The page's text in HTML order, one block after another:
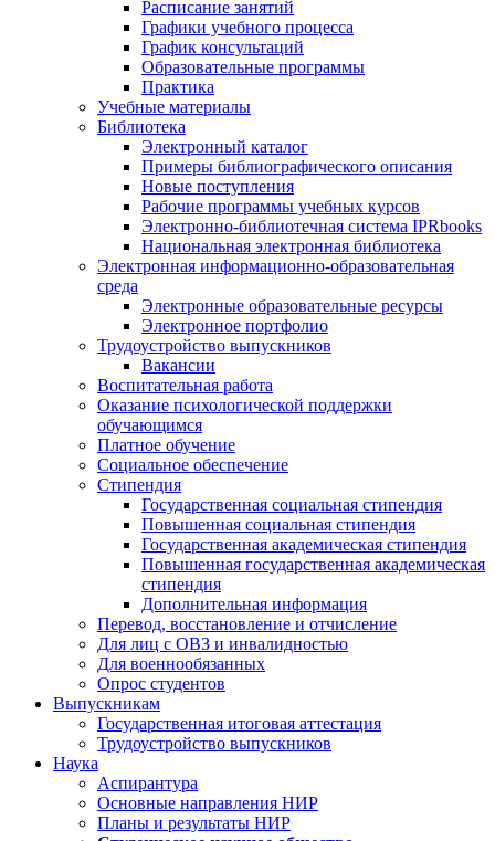
Расписание занятий
Графики учебного процесса
График консультаций
Образовательные программы
Практика
Учебные материалы
Библиотека
Электронный каталог
Примеры библиографического описания
Новые поступления
Рабочие программы учебных курсов
Электронно-библиотечная система IPRbooks
Национальная электронная библиотека
Электронная информационно-образовательная
среда
Электронные образовательные ресурсы
Электронное портфолио
Трудоустройство выпускников
Вакансии
Воспитательная работа
Оказание психологической поддержки
обучающимся
Платное обучение
Социальное обеспечение
Стипендия
Государственная социальная стипендия
Повышенная социальная стипендия
Государственная академическая стипендия
Повышенная государственная академическая
стипендия
Дополнительная информация
Перевод, восстановление и отчисление
Для лиц с ОВЗ и инвалидностью
Для военнообязанных
Опрос студентов
Выпускникам
Государственная итоговая аттестация
Трудоустройство выпускников
Наука
Аспирантура
Основные направления НИР
Планы и результаты НИР